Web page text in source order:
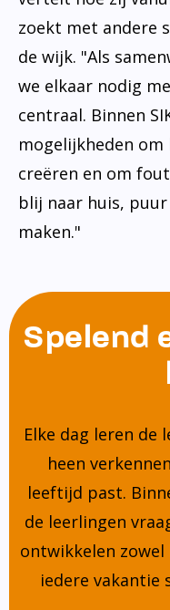
zoekt met andere
de wijk. "Als
we elkaar nodig
centraal. Binnen
mogelijkheden om
creëren en om
blij naar huis,
maken."
Spelend
Elke dag leren de
heen
leeftijd past.
de leerlingen
ontwikkelen zowel
iedere vakantie